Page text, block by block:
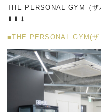
THE PERSONAL GYM（ザ
⬇︎⬇︎⬇︎
■THE PERSONAL GYM(ザ